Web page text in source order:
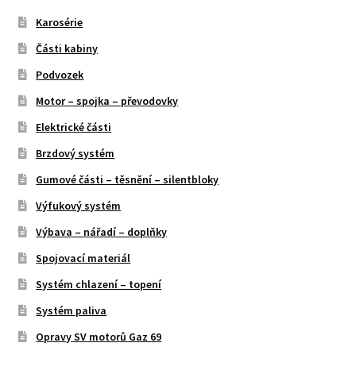
Karosérie
Části kabiny
Podvozek
Motor – spojka – převodovky
Elektrické části
Brzdový systém
Gumové části – těsnění – silentbloky
Výfukový systém
Výbava – nářadí – doplňky
Spojovací materiál
Systém chlazení – topení
Systém paliva
Opravy SV motorů Gaz 69